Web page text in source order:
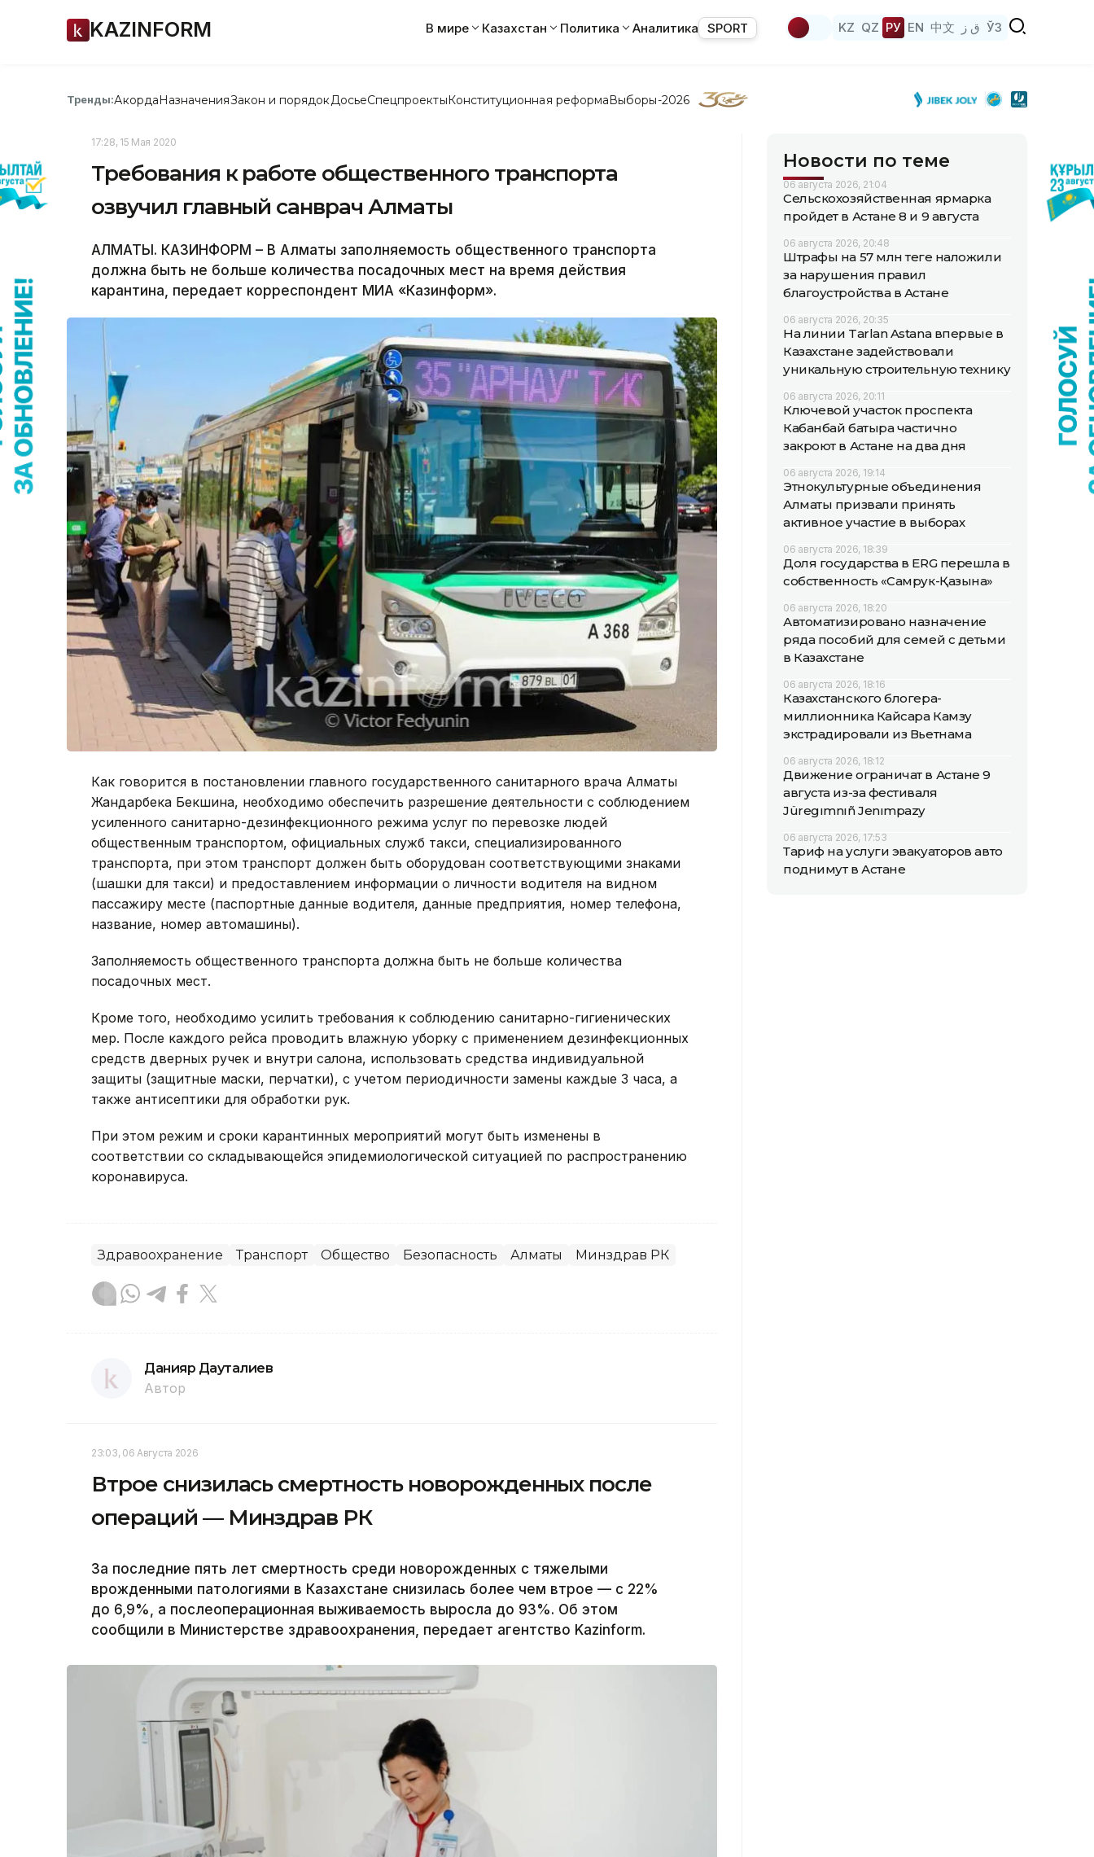
KAZINFORM В мире Казахстан Политика Аналитика SPORT KZ QZ РУ EN 中文 ق ز ЎЗ
Тренды:АкордаНазначенияЗакон и порядок ДосьеСпецпроектыКонституционная реформаВыборы-2026
17:28, 15 Мая 2020
Требования к работе общественного транспорта
озвучил главный санврач Алматы
АЛМАТЫ. КАЗИНФОРМ – В Алматы заполняемость общественного транспорта
должна быть не больше количества посадочных мест на время действия
карантина, передает корреспондент МИА «Казинформ».
Как говорится в постановлении главного государственного санитарного врача Алматы
Жандарбека Бекшина, необходимо обеспечить разрешение деятельности с соблюдением
усиленного санитарно-дезинфекционного режима услуг по перевозке людей
общественным транспортом, официальных служб такси, специализированного
транспорта, при этом транспорт должен быть оборудован соответствующими знаками
(шашки для такси) и предоставлением информации о личности водителя на видном
пассажиру месте (паспортные данные водителя, данные предприятия, номер телефона,
название, номер автомашины).
Заполняемость общественного транспорта должна быть не больше количества
посадочных мест.
Кроме того, необходимо усилить требования к соблюдению санитарно-гигиенических
мер. После каждого рейса проводить влажную уборку с применением дезинфекционных
средств дверных ручек и внутри салона, использовать средства индивидуальной
защиты (защитные маски, перчатки), с учетом периодичности замены каждые 3 часа, а
также антисептики для обработки рук.
При этом режим и сроки карантинных мероприятий могут быть изменены в
соответствии со складывающейся эпидемиологической ситуацией по распространению
коронавируса.
Здравоохранение Транспорт Общество Безопасность Алматы Минздрав РК
Данияр Дауталиев
Автор
23:03, 06 Августа 2026
Втрое снизилась смертность новорожденных после
операций — Минздрав РК
За последние пять лет смертность среди новорожденных с тяжелыми
врожденными патологиями в Казахстане снизилась более чем втрое — с 22%
до 6,9%, а послеоперационная выживаемость выросла до 93%. Об этом
сообщили в Министерстве здравоохранения, передает агентство Kazinform.
Новости по теме
06 августа 2026, 21:04
Сельскохозяйственная ярмарка
пройдет в Астане 8 и 9 августа
06 августа 2026, 20:48
Штрафы на 57 млн теңге наложили
за нарушения правил
благоустройства в Астане
06 августа 2026, 20:35
На линии Tarlan Astana впервые в
Казахстане задействовали
уникальную строительную технику
06 августа 2026, 20:11
Ключевой участок проспекта
Кабанбай батыра частично
закроют в Астане на два дня
06 августа 2026, 19:14
Этнокультурные объединения
Алматы призвали принять
активное участие в выборах
06 августа 2026, 18:39
Доля государства в ERG перешла в
собственность «Самрук-Қазына»
06 августа 2026, 18:20
Автоматизировано назначение
ряда пособий для семей с детьми
в Казахстане
06 августа 2026, 18:16
Казахстанского блогера-
миллионника Кайсара Камзу
экстрадировали из Вьетнама
06 августа 2026, 18:12
Движение ограничат в Астане 9
августа из-за фестиваля
Jüregımnıñ Jenımpazy
06 августа 2026, 17:53
Тариф на услуги эвакуаторов авто
поднимут в Астане